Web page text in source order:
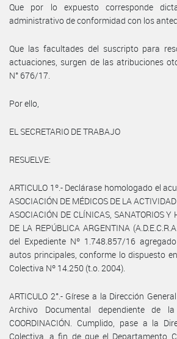
Que por lo expuesto corresponde
administrativo de conformidad con los
Que las facultades del suscripto para
actuaciones, surgen de las atribuciones
N° 676/17.
Por ello,
EL SECRETARIO DE TRABAJO
RESUELVE:
ARTICULO 1º.- Declárase homologado el
ASOCIACIÓN DE MÉDICOS DE LA
ASOCIACIÓN DE CLÍNICAS, SANATORIOS Y
DE LA REPÚBLICA ARGENTINA
del Expediente Nº 1.748.857/16
autos principales, conforme lo dispuesto
Colectiva Nº 14.250 (t.o. 2004).
ARTICULO 2°.- Gírese a la Dirección
Archivo Documental dependiente de la
COORDINACIÓN. Cumplido, pase a la
Colectiva, a fin de que el Departamento